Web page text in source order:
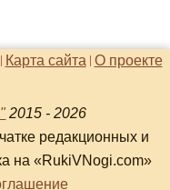
О проекте
Карта сайта
2015 - 2026
редакционных и
на «RukiVNogi.com»